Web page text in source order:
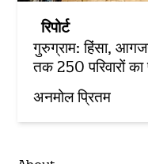
रिपोर्ट
गुरुग्राम: हिंसा,
तक 250 परिवारों
अनमोल प्रितम